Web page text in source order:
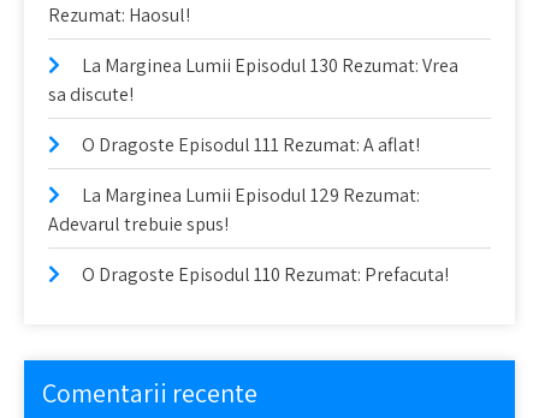
Rezumat: Haosul!
La Marginea Lumii Episodul 130 Rezumat: Vrea
sa discute!
O Dragoste Episodul 111 Rezumat: A aflat!
La Marginea Lumii Episodul 129 Rezumat:
Adevarul trebuie spus!
O Dragoste Episodul 110 Rezumat: Prefacuta!
Comentarii recente